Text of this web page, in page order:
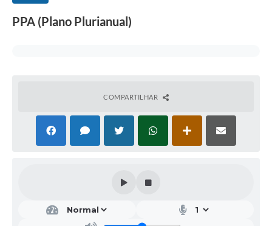
PPA (Plano Plurianual)
COMPARTILHAR